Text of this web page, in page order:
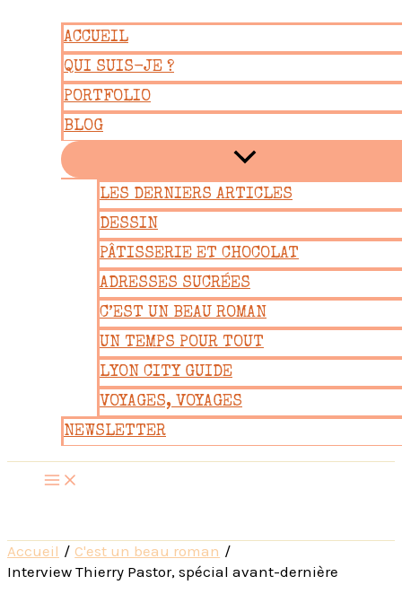
contenu
ACCUEIL
QUI SUIS-JE ?
PORTFOLIO
BLOG
LES DERNIERS ARTICLES
DESSIN
PÂTISSERIE ET CHOCOLAT
ADRESSES SUCRÉES
C’EST UN BEAU ROMAN
UN TEMPS POUR TOUT
LYON CITY GUIDE
VOYAGES, VOYAGES
NEWSLETTER
Accueil
C'est un beau roman
Interview Thierry Pastor, spécial avant-dernière